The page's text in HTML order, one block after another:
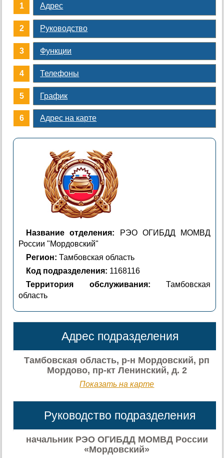
Адрес
Руководство
Функции
Телефоны
График
Адрес на карте
Название отделения: РЭО ОГИБДД МОМВД
России "Мордовский"
Регион: Тамбовская область
Код подразделения: 1168116
Территория обслуживания: Тамбовская
область
Адрес подразделения
Тамбовская область, р-н Мордовский, рп
Мордово, пр-кт Ленинский, д. 2
Показать на карте
Руководство подразделения
начальник РЭО ОГИБДД МОМВД России
«Мордовский»